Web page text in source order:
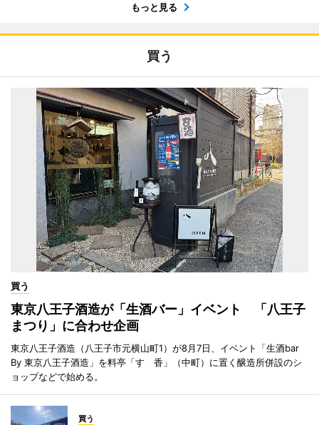
もっと見る
買う
買う
東京八王子酒造が「生酒バー」イベント 「八王子
まつり」に合わせ企画
東京八王子酒造（八王子市元横山町1）が8月7日、イベント「生酒bar
By 東京八王子酒造」を料亭「すゞ香」（中町）に置く醸造所併設のシ
ョップなどで始める。
買う